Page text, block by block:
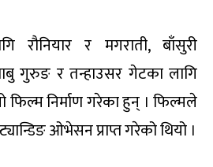
रौनियार र मगराती, बाँसुरी
गुरुङ र तन्हाउसर गेटका लागि
निर्माण गरेका हुन् । फिल्मले
ओभेसन प्राप्त गरेको थियो ।